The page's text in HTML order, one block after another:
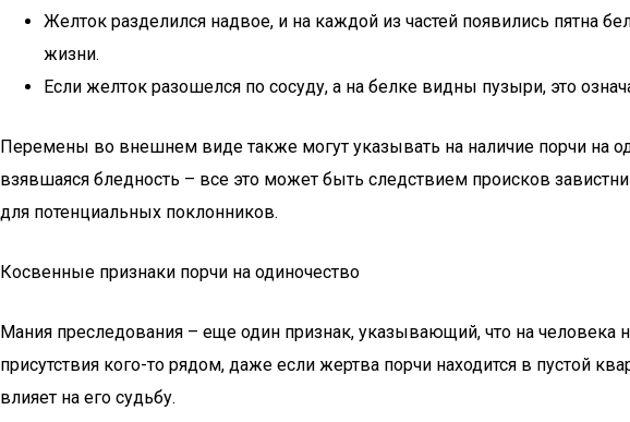
Желток разделился надвое, и на каждой из частей появились пятна
жизни.
Если желток разошелся по сосуду, а на белке видны пузыри, это
Перемены во внешнем виде также могут указывать на наличие порчи на
взявшаяся бледность – все это может быть следствием происков
для потенциальных поклонников.
Косвенные признаки порчи на одиночество
Мания преследования – еще один признак, указывающий, что на человека
присутствия кого-то рядом, даже если жертва порчи находится в пустой
влияет на его судьбу.